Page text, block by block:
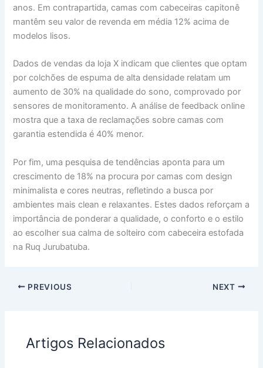
anos. Em contrapartida, camas com cabeceiras capitonê
mantêm seu valor de revenda em média 12% acima de
modelos lisos.
Dados de vendas da loja X indicam que clientes que optam
por colchões de espuma de alta densidade relatam um
aumento de 30% na qualidade do sono, comprovado por
sensores de monitoramento. A análise de feedback online
mostra que a taxa de reclamações sobre camas com
garantia estendida é 40% menor.
Por fim, uma pesquisa de tendências aponta para um
crescimento de 18% na procura por camas com design
minimalista e cores neutras, refletindo a busca por
ambientes mais clean e relaxantes. Estes dados reforçam a
importância de ponderar a qualidade, o conforto e o estilo
ao escolher sua calma de solteiro com cabeceira estofada
na Ruq Jurubatuba.
PREVIOUS NEXT
Artigos Relacionados